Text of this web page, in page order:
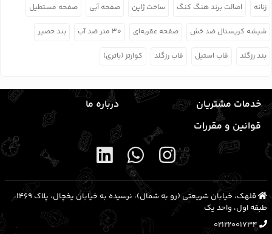
زنانه اصالت برند هنگ کنگ ساخت ژاپن صفحه آبی صفحه مستطیل
شیشه کریستال ضد خش صفحه عقربه‌ای ۳۰ متر ضد آب بند حصیر
بند رزگلد قاب استیل قاب رزگلد کوارتز (باتری)
خدمات مشتریان
درباره ما
قوانین و مقررات
قلهک، خیابان شریعتی (رو به شمال)، نرسیده به خیابان یخچال، پلاک ۱۴۶۹،
طبقه اول، واحد یک
02122001734